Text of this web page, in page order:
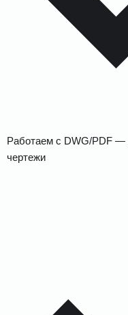
Работаем с DWG/PDF
чертежи